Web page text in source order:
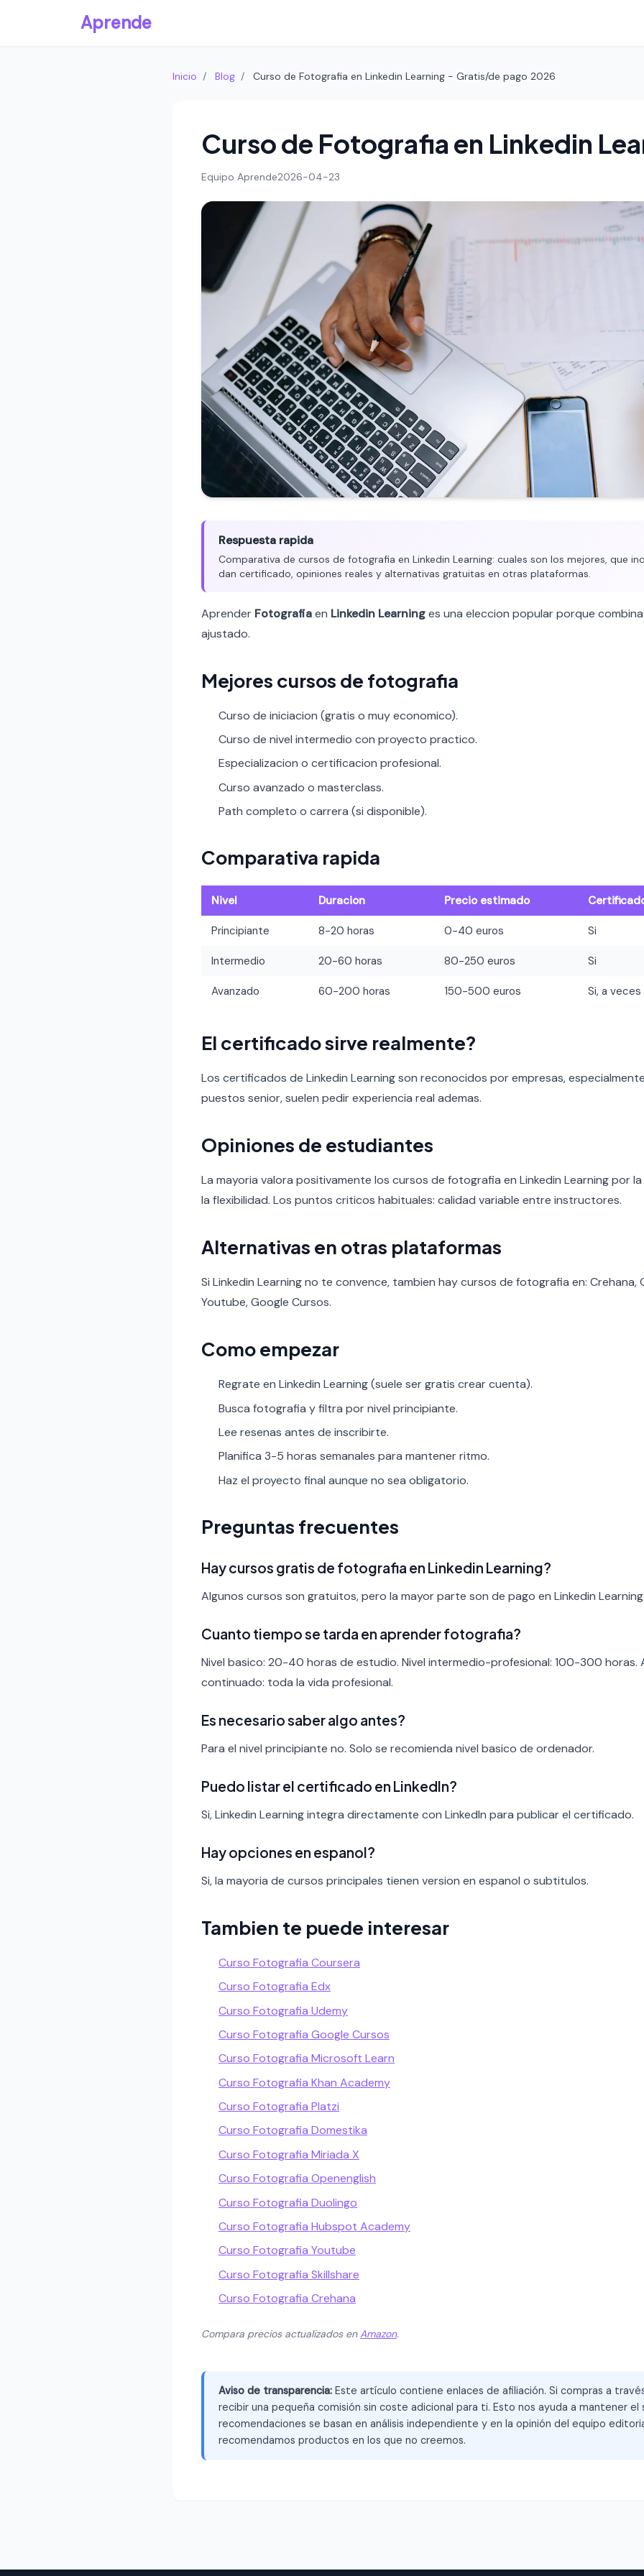
Aprende
Inicio / Blog / Curso de Fotografia en Linkedin Learning - Gratis/de pago 2026
Curso de Fotografia en Linkedin
Equipo Aprende2026-04-23
Respuesta rapida
Comparativa de cursos de fotografia en Linkedin Learning: cuales son los mejores, que
dan certificado, opiniones reales y alternativas gratuitas en otras plataformas.
Aprender Fotografiaen Linkedin Learninges una eleccion popular porque
ajustado.
Mejores cursos de fotografia
Curso de iniciacion (gratis o muy economico).
Curso de nivel intermedio con proyecto practico.
Especializacion o certificacion profesional.
Curso avanzado o masterclass.
Path completo o carrera (si disponible).
Comparativa rapida
Nivel Duracion Precio estimado
Principiante 8-20 horas 0-40 euros Si
Intermedio 20-60 horas 80-250 euros Si
Avanzado 60-200 horas 150-500 euros Si, a
El certificado sirve realmente?
Los certificados de Linkedin Learning son reconocidos por empresas,
puestos senior, suelen pedir experiencia real ademas.
Opiniones de estudiantes
La mayoria valora positivamente los cursos de fotografia en Linkedin Learning por
la flexibilidad. Los puntos criticos habituales: calidad variable entre instructores.
Alternativas en otras plataformas
Si Linkedin Learning no te convence, tambien hay cursos de fotografia en: Crehana,
Youtube, Google Cursos.
Como empezar
Regrate en Linkedin Learning (suele ser gratis crear cuenta).
Busca fotografia y filtra por nivel principiante.
Lee resenas antes de inscribirte.
Planifica 3-5 horas semanales para mantener ritmo.
Haz el proyecto final aunque no sea obligatorio.
Preguntas frecuentes
Hay cursos gratis de fotografia en Linkedin Learning?
Algunos cursos son gratuitos, pero la mayor parte son de pago en Linkedin
Cuanto tiempo se tarda en aprender fotografia?
Nivel basico: 20-40 horas de estudio. Nivel intermedio-profesional: 100-300 horas.
continuado: toda la vida profesional.
Es necesario saber algo antes?
Para el nivel principiante no. Solo se recomienda nivel basico de ordenador.
Puedo listar el certificado en LinkedIn?
Si, Linkedin Learning integra directamente con LinkedIn para publicar el certificado.
Hay opciones en espanol?
Si, la mayoria de cursos principales tienen version en espanol o subtitulos.
Tambien te puede interesar
Curso Fotografia Coursera
Curso Fotografia Edx
Curso Fotografia Udemy
Curso Fotografia Google Cursos
Curso Fotografia Microsoft Learn
Curso Fotografia Khan Academy
Curso Fotografia Platzi
Curso Fotografia Domestika
Curso Fotografia Miriada X
Curso Fotografia Openenglish
Curso Fotografia Duolingo
Curso Fotografia Hubspot Academy
Curso Fotografia Youtube
Curso Fotografia Skillshare
Curso Fotografia Crehana
Compara precios actualizados enAmazon.
Aviso de transparencia: Este artículo contiene enlaces de afiliación. Si compras a
recibir una pequeña comisión sin coste adicional para ti. Esto nos ayuda a mantener el
recomendaciones se basan en análisis independiente y en la opinión del equipo
recomendamos productos en los que no creemos.